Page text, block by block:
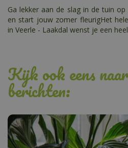
Ga lekker aan de slag in de tuin
en start jouw zomer fleurigHet
in Veerle - Laakdal wenst je een
Kijk ook eens
berichten: